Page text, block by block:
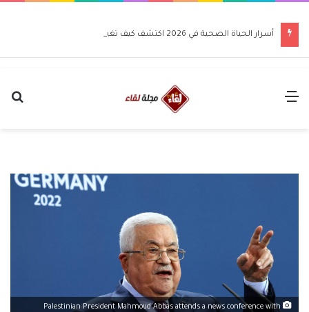
أسرار الحياة الصحية في 2026 اكتشف كيف تغير حياتك للأفضل
القائمة
Palestinian President Mahmoud Abbas attends a news conference with